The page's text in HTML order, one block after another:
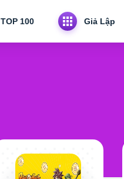
TOP 100 Giả Lập